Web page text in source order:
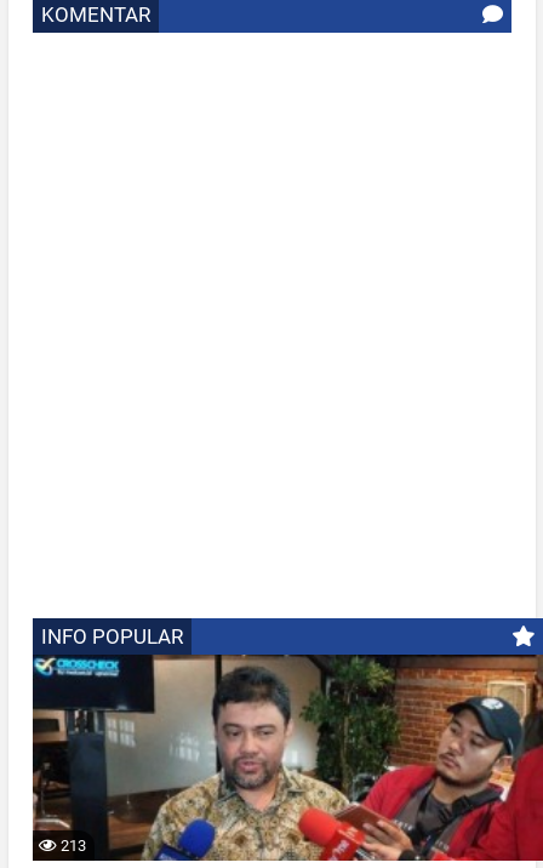
KOMENTAR
INFO POPULAR
213